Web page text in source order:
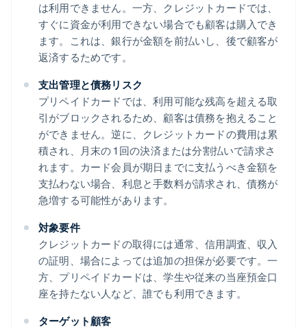
は利用できません。一方、クレジットカードでは、
すぐに資金が利用できない場合でも顧客は購入でき
ます。これは、銀行が金額を前払いし、後で顧客が
返済するためです。
支出管理と債務リスク
プリペイドカードでは、利用可能な残高を超える取
引がブロックされるため、顧客は債務を抱えること
ができません。逆に、クレジットカードの費用は累
積され、月末の 1 回の決済または分割払いで請求さ
れます。カード会員が期日までに支払うべき金額を
支払わない場合、利息と手数料が請求され、債務が
急増する可能性があります。
対象要件
クレジットカードの取得には通常、信用調査、収入
の証明、場合によっては追加の担保が必要です。一
方、プリペイドカードは、学生や従来の当座預金口
座を持たない人など、誰でも利用できます。
ターゲット顧客